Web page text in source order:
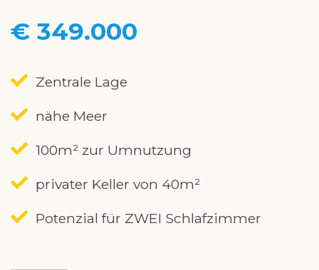
€ 349.000
Zentrale Lage
nähe Meer
100m² zur Umnutzung
privater Keller von 40m²
Potenzial für ZWEI Schlafzimmer